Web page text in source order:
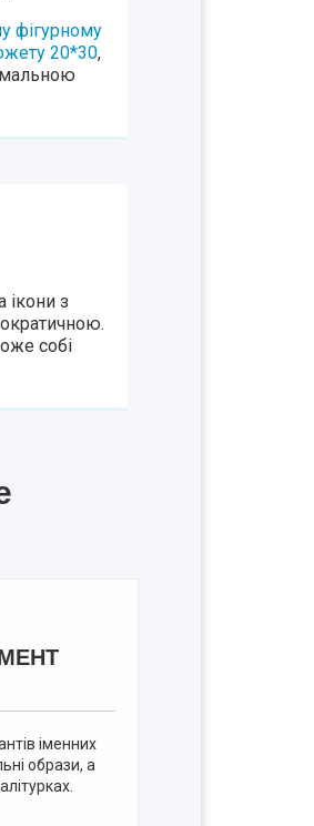
фігурному
20*30,
ікони з
собі
іменних
образи, а